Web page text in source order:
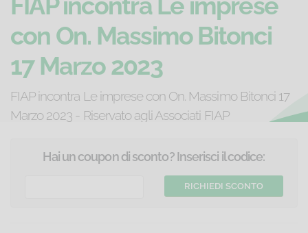
con On. Massimo Bitonci
17 Marzo 2023
FIAP incontra Le imprese con On. Massimo Bitonci 17
Marzo 2023 - Riservato agli Associati FIAP
Hai un coupon di sconto? Inserisci il codice: